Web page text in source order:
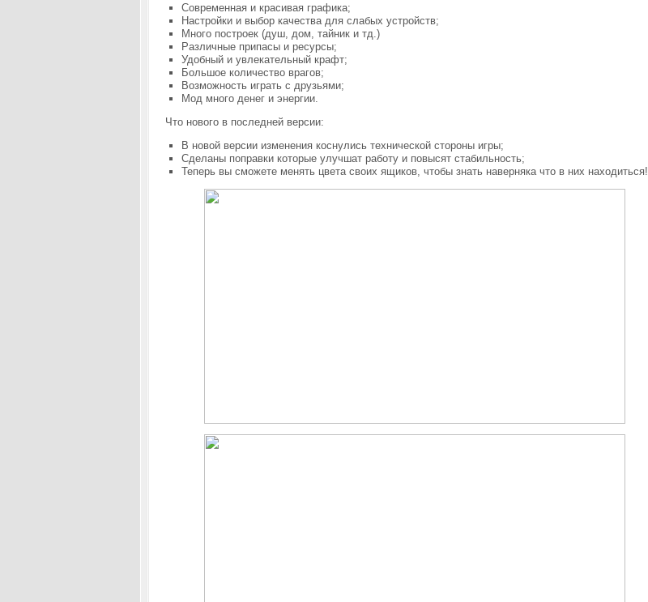
Современная и красивая графика;
Настройки и выбор качества для слабых устройств;
Много построек (душ, дом, тайник и тд.)
Различные припасы и ресурсы;
Удобный и увлекательный крафт;
Большое количество врагов;
Возможность играть с друзьями;
Мод много денег и энергии.
Что нового в последней версии:
В новой версии изменения коснулись технической стороны игры;
Сделаны поправки которые улучшат работу и повысят стабильность;
Теперь вы сможете менять цвета своих ящиков, чтобы знать наверняка что в них находиться!